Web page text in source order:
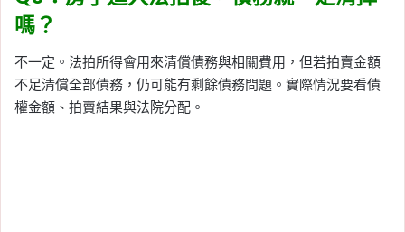
嗎？
不一定。法拍所得會用來清償債務與相關費用，但若拍賣金額
不足清償全部債務，仍可能有剩餘債務問題。實際情況要看債
權金額、拍賣結果與法院分配。